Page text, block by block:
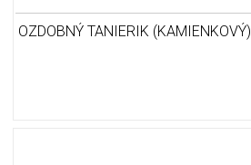
OZDOBNÝ TANIERIK (KAMIENKOVÝ)